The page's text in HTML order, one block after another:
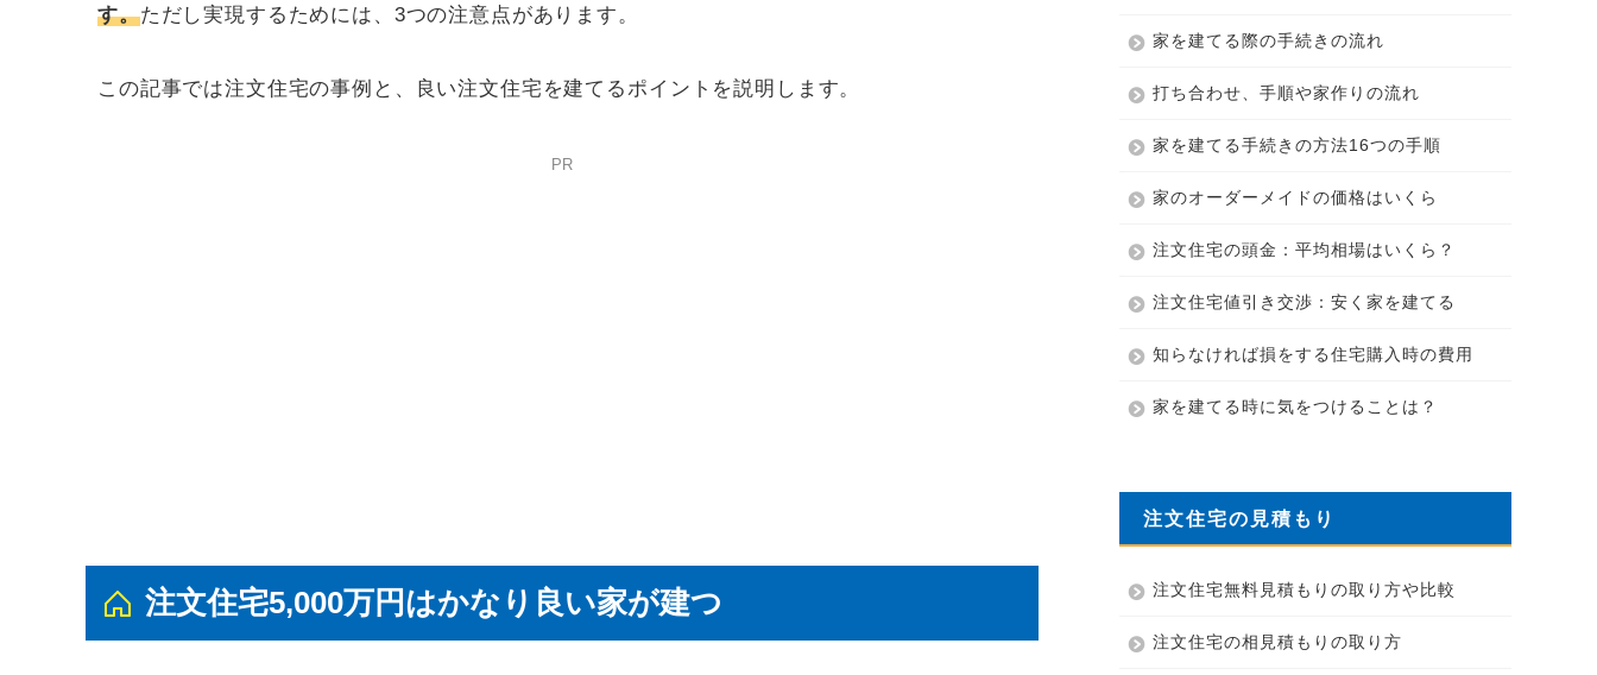
す。ただし実現するためには、3つの注意点があります。
この記事では注文住宅の事例と、良い注文住宅を建てるポイントを説明します。
PR
注文住宅5,000万円はかなり良い家が建つ
家を建てる際の手続きの流れ
打ち合わせ、手順や家作りの流れ
家を建てる手続きの方法16つの手順
家のオーダーメイドの価格はいくら
注文住宅の頭金：平均相場はいくら？
注文住宅値引き交渉：安く家を建てる
知らなければ損をする住宅購入時の費用
家を建てる時に気をつけることは？
注文住宅の見積もり
注文住宅無料見積もりの取り方や比較
注文住宅の相見積もりの取り方